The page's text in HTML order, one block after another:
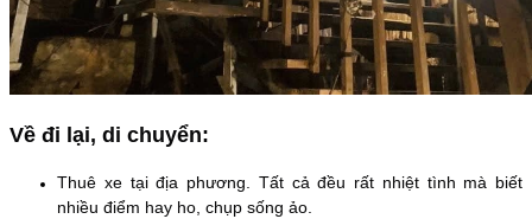
Về đi lại, di chuyển:
Thuê xe tại địa phương. Tất cả đều rất nhiệt tình mà biết
nhiều điểm hay ho, chụp sống ảo.